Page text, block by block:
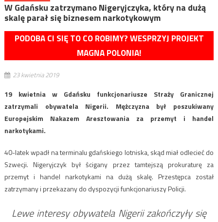
W Gdańsku zatrzymano Nigeryjczyka, który na dużą
skalę parał się biznesem narkotykowym
PODOBA CI SIĘ TO CO ROBIMY? WESPRZYJ PROJEKT
MAGNA POLONIA!
23 kwietnia 2019
19 kwietnia w Gdańsku funkcjonariusze Straży Granicznej
zatrzymali obywatela Nigerii. Mężczyzna był poszukiwany
Europejskim Nakazem Aresztowania za przemyt i handel
narkotykami.
40-latek wpadł na terminalu gdańskiego lotniska, skąd miał odlecieć do
Szwecji. Nigeryjczyk był ścigany przez tamtejszą prokuraturę za
przemyt i handel narkotykami na dużą skalę. Przestępca został
zatrzymany i przekazany do dyspozycji funkcjonariuszy Policji.
Lewe interesy obywatela Nigerii zakończyły się